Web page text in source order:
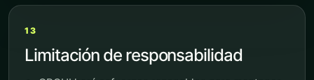
13
Limitación de responsabilidad